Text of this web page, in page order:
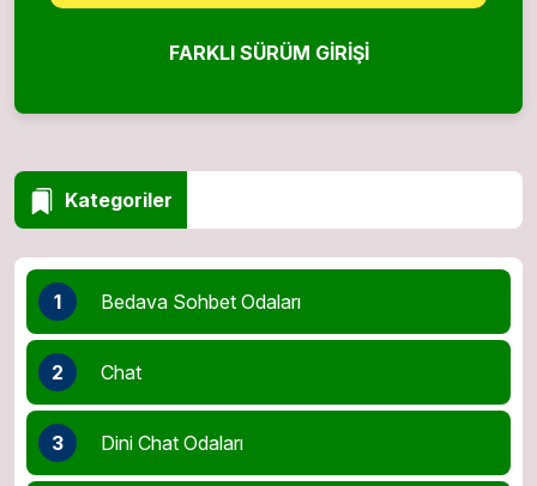
FARKLI SÜRÜM GIRIŞI
Kategoriler
1 Bedava Sohbet Odaları
2 Chat
3 Dini Chat Odaları